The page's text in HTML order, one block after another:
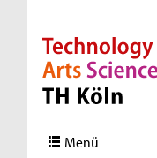
Direkt zur
Direkt zur
Direkt zum Inhalt
Direkt zum Fußbereich
Menü